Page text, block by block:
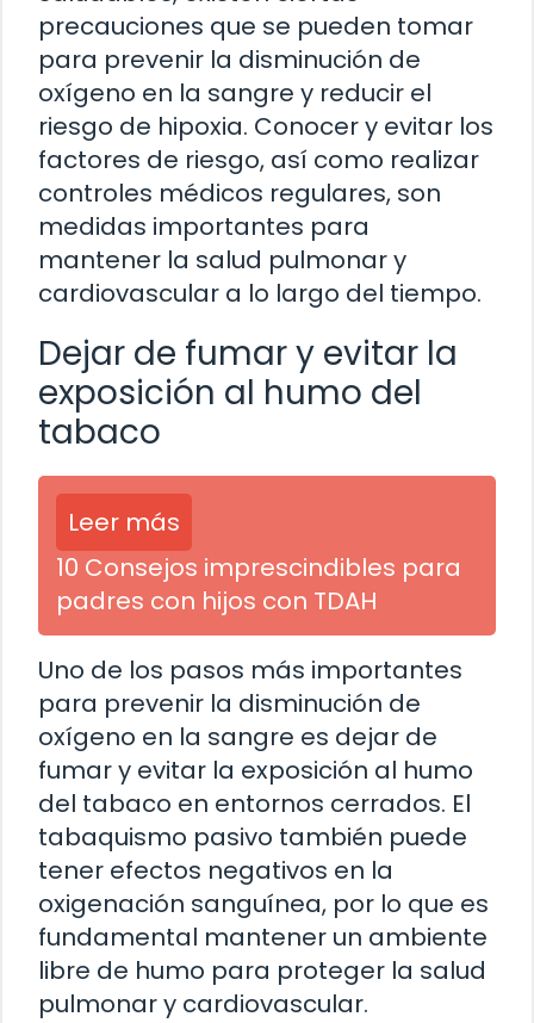
precauciones que se pueden tomar
para prevenir la disminución de
oxígeno en la sangre y reducir el
riesgo de hipoxia. Conocer y evitar los
factores de riesgo, así como realizar
controles médicos regulares, son
medidas importantes para
mantener la salud pulmonar y
cardiovascular a lo largo del tiempo.
Dejar de fumar y evitar la
exposición al humo del
tabaco
Leer más
10 Consejos imprescindibles para
padres con hijos con TDAH
Uno de los pasos más importantes
para prevenir la disminución de
oxígeno en la sangre es dejar de
fumar y evitar la exposición al humo
del tabaco en entornos cerrados. El
tabaquismo pasivo también puede
tener efectos negativos en la
oxigenación sanguínea, por lo que es
fundamental mantener un ambiente
libre de humo para proteger la salud
pulmonar y cardiovascular.